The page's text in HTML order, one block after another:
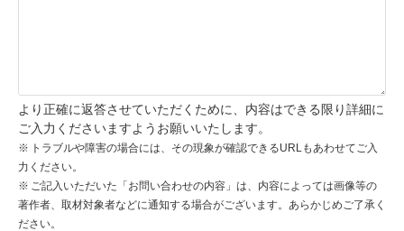
より正確に返答させていただくために、内容はできる限り詳細に
ご入力くださいますようお願いいたします。
トラブルや障害の場合には、その現象が確認できるURLもあわせてご入
力ください。
ご記入いただいた「お問い合わせの内容」は、内容によっては画像等の
著作者、取材対象者などに通知する場合がございます。あらかじめご了承く
ださい。